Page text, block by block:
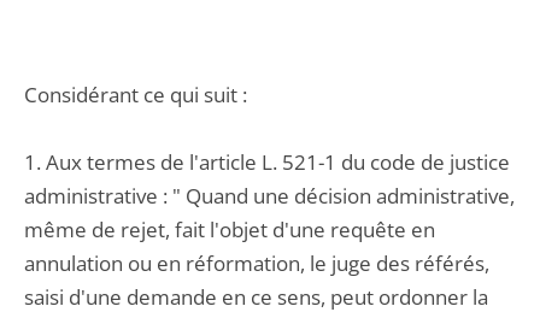
Considérant ce qui suit :
1. Aux termes de l'article L. 521-1 du code de justice
administrative : " Quand une décision administrative,
même de rejet, fait l'objet d'une requête en
annulation ou en réformation, le juge des référés,
saisi d'une demande en ce sens, peut ordonner la